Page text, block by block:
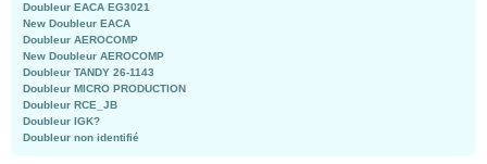
Doubleur EACA EG3021
New Doubleur EACA
Doubleur AEROCOMP
New Doubleur AEROCOMP
Doubleur TANDY 26-1143
Doubleur MICRO PRODUCTION
Doubleur RCE_JB
Doubleur IGK?
Doubleur non identifié